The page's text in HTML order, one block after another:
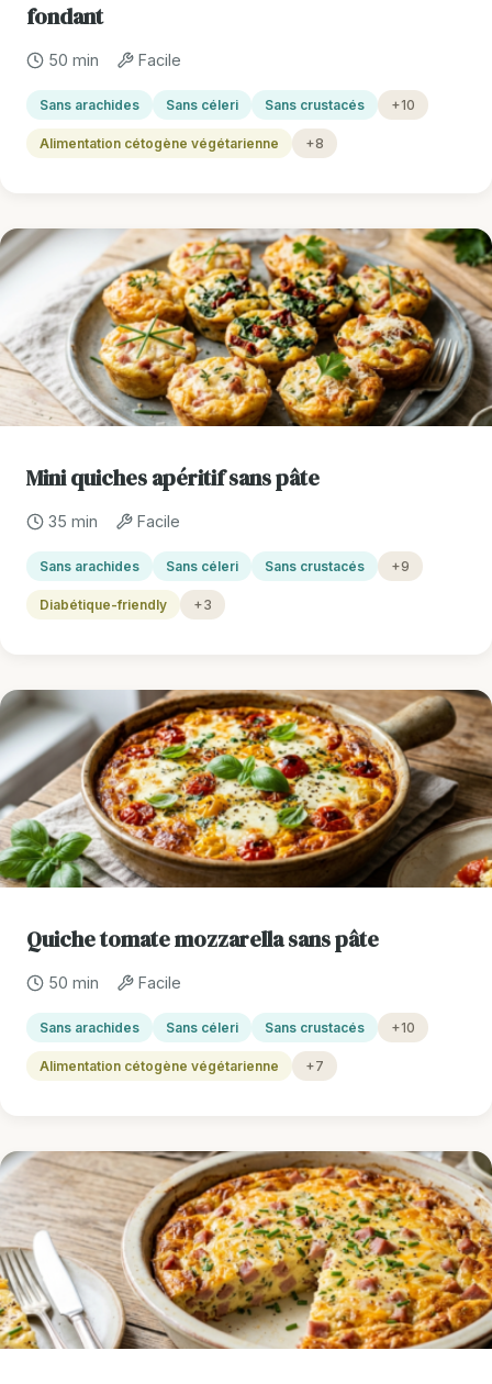
fondant
50 min Facile
Sans arachides Sans céleri Sans crustacés +10
Alimentation cétogène végétarienne +8
Mini quiches apéritif sans pâte
35 min Facile
Sans arachides Sans céleri Sans crustacés +9
Diabétique-friendly +3
Quiche tomate mozzarella sans pâte
50 min Facile
Sans arachides Sans céleri Sans crustacés +10
Alimentation cétogène végétarienne +7